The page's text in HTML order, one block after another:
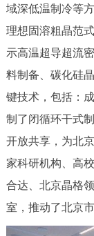
域深低温制冷等
理想固溶粗晶范
示高温超导超流
料制备、碳化硅
键技术，包括：
制了闭循环干式
开放共享，为北
家科研机构、高
合达、北京晶格
室，推动了北京